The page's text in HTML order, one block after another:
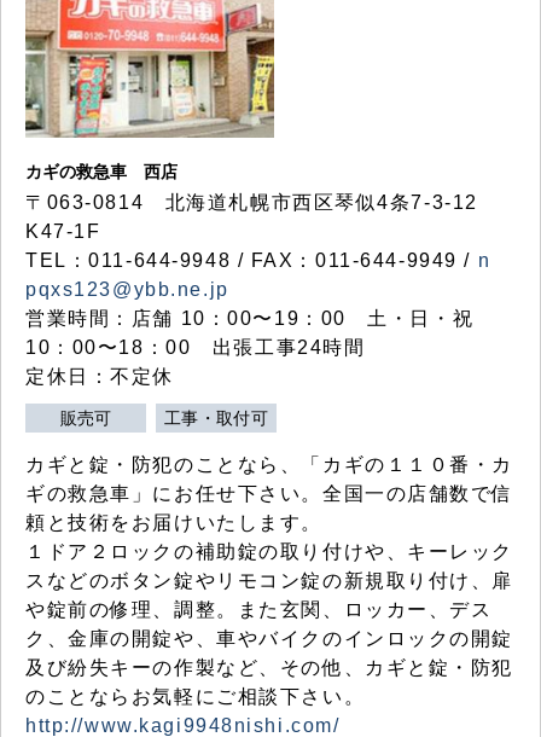
カギの救急車 西店
〒063-0814 北海道札幌市西区琴似4条7-3-12
K47-1F
TEL：011-644-9948 / FAX：011-644-9949 / n
pqxs123@ybb.ne.jp
営業時間：店舗 10：00〜19：00 土・日・祝
10：00〜18：00 出張工事24時間
定休日：不定休
販売可 工事・取付可
カギと錠・防犯のことなら、「カギの１１０番・カ
ギの救急車」にお任せ下さい。全国一の店舗数で信
頼と技術をお届けいたします。
１ドア２ロックの補助錠の取り付けや、キーレック
スなどのボタン錠やリモコン錠の新規取り付け、扉
や錠前の修理、調整。また玄関、ロッカー、デス
ク、金庫の開錠や、車やバイクのインロックの開錠
及び紛失キーの作製など、その他、カギと錠・防犯
のことならお気軽にご相談下さい。
http://www.kagi9948nishi.com/